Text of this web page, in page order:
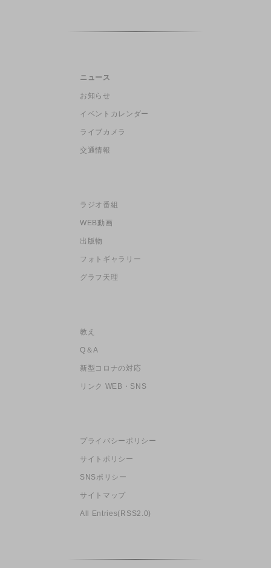
ニュース
お知らせ
イベントカレンダー
ライブカメラ
交通情報
ラジオ番組
WEB動画
出版物
フォトギャラリー
グラフ天理
教え
Q＆A
新型コロナの対応
リンク WEB・SNS
プライバシーポリシー
サイトポリシー
SNSポリシー
サイトマップ
All Entries(RSS2.0)